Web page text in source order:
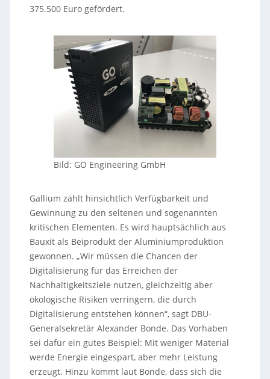
375.500 Euro gefördert.
Bild: GO Engineering GmbH
Gallium zählt hinsichtlich Verfügbarkeit und
Gewinnung zu den seltenen und sogenannten
kritischen Elementen. Es wird hauptsächlich aus
Bauxit als Beiprodukt der Aluminiumproduktion
gewonnen. „Wir müssen die Chancen der
Digitalisierung für das Erreichen der
Nachhaltigkeitsziele nutzen, gleichzeitig aber
ökologische Risiken verringern, die durch
Digitalisierung entstehen können“, sagt DBU-
Generalsekretär Alexander Bonde. Das Vorhaben
sei dafür ein gutes Beispiel: Mit weniger Material
werde Energie eingespart, aber mehr Leistung
erzeugt. Hinzu kommt laut Bonde, dass sich die